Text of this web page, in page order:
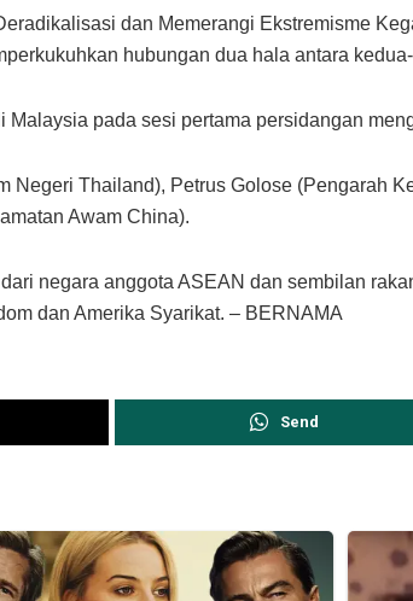
dan Memerangi Ekstremisme
hubungan dua hala antara
pada sesi pertama persidangan
Thailand), Petrus Golose (Pengarah
Awam China).
negara anggota ASEAN dan sembilan
dan Amerika Syarikat. – BERNAMA
Send